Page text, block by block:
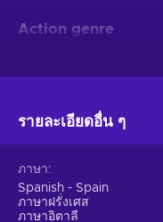
Action genre
Do you want to train
maybe you think
Recharged Steam key.
skills, like speed, focus,
these into practice and
รายละเอียดอื่น ๆ
ภาษา
Spanish - Spain
ภาษาฝรั่งเศส
ภาษาอิตาลี